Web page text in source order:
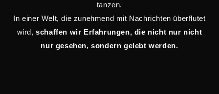
tanzen.
In einer Welt, die zunehmend mit Nachrichten überflutet
wird,schaffen wir Erfahrungen, die nicht nur nicht
nur gesehen, sondern gelebt werden.